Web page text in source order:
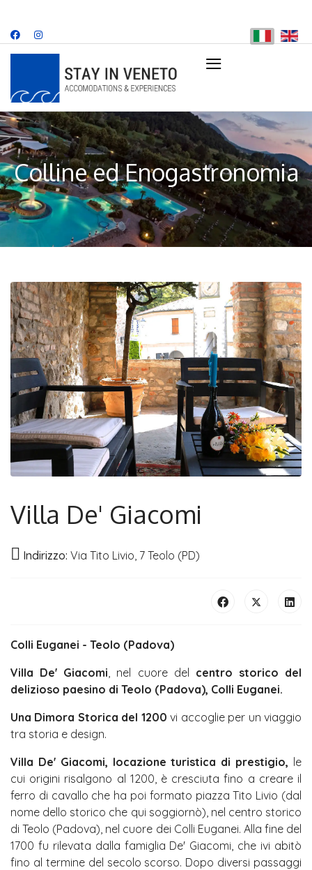
≡
Colline ed Enogastronomia
Villa De' Giacomi
Indirizzo: Via Tito Livio, 7 Teolo (PD)
Colli Euganei - Teolo (Padova)
Villa De' Giacomi , nel cuore del centro storico del
delizioso paesino di Teolo (Padova), Colli Euganei.
Una Dimora Storica del 1200 vi accoglie per un viaggio
tra storia e design.
Villa De' Giacomi, locazione turistica di prestigio, le
cui origini risalgono al 1200, è cresciuta fino a creare il
ferro di cavallo che ha poi formato piazza Tito Livio (dal
nome dello storico che qui soggiornò), nel centro storico
di Teolo (Padova), nel cuore dei Colli Euganei. Alla fine del
1700 fu rilevata dalla famiglia De' Giacomi, che ivi abitò
fino al termine del secolo scorso. Dopo diversi passaggi